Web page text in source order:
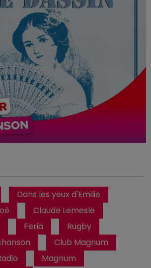
Dans les yeux d'Emilie
Claude Lemesle
Feria
Rugby
Club Magnum
Magnum